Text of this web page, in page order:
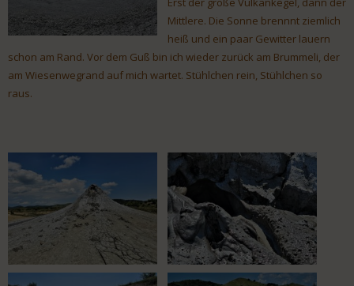
Mittlere. Die Sonne brennnt ziemlich
heiß und ein paar Gewitter lauern
schon am Rand. Vor dem Guß bin ich wieder zurück am Brummeli, der
am Wiesenwegrand auf mich wartet. Stühlchen rein, Stühlchen so
raus.